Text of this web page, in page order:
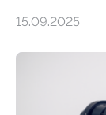
Lösungsweg
stellt die
Prozessoren
15.09.2025